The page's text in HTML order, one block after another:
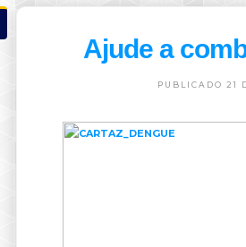
Ajude a
PUBLICADO 21